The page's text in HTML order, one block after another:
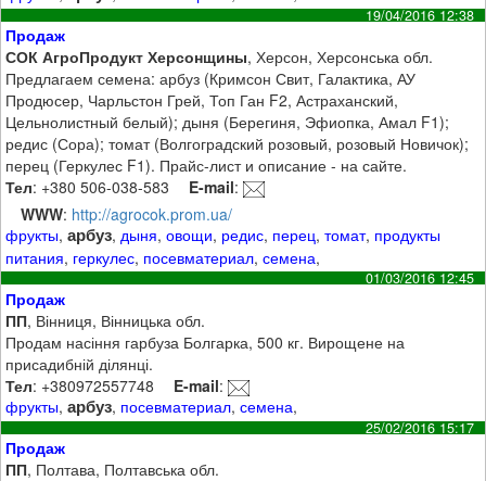
19/04/2016 12:38
Продаж
СОК АгроПродукт Херсонщины, Херсон, Херсонська обл.
Предлагаем семена: арбуз (Кримсон Свит, Галактика, АУ
Продюсер, Чарльстон Грей, Топ Ган F2, Астраханский,
Цельнолистный белый); дыня (Берегиня, Эфиопка, Амал F1);
редис (Сора); томат (Волгоградский розовый, розовый Новичок);
перец (Геркулес F1). Прайс-лист и описание - на сайте.
Тел: +380 506-038-583 E-mail:
WWW: http://agrocok.prom.ua/
фрукты,арбуз,дыня,овощи, редис, перец,томат, продукты
питания, геркулес, посевматериал,семена,
01/03/2016 12:45
Продаж
ПП, Вінниця, Вінницька обл.
Продам насіння гарбуза Болгарка, 500 кг. Вирощене на
присадибній ділянці.
Тел: +380972557748 E-mail:
фрукты,арбуз, посевматериал,семена,
25/02/2016 15:17
Продаж
ПП, Полтава, Полтавська обл.